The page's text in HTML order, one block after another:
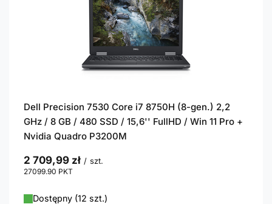
Dell Precision 7530 Core i7 8750H (8-gen.) 2,2
GHz / 8 GB / 480 SSD / 15,6'' FullHD / Win 11 Pro +
Nvidia Quadro P3200M
2 709,99 zł / szt.
27099.90 PKT
Dostępny (12 szt.)